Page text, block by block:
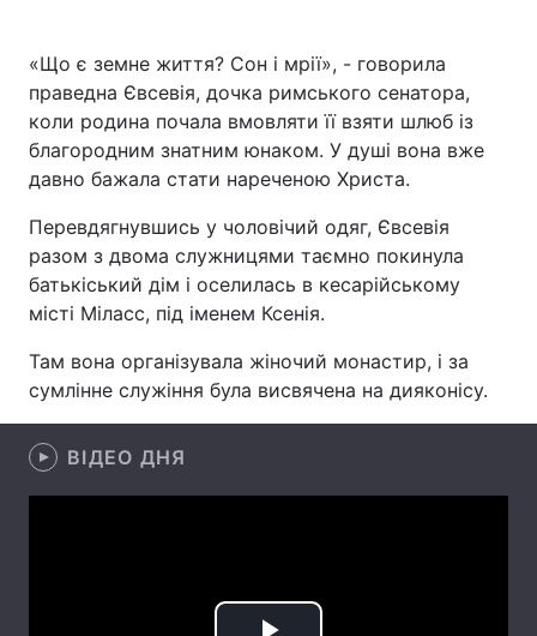
«Що є земне життя? Сон і мрії», - говорила
праведна Євсевія, дочка римського сенатора,
коли родина почала вмовляти її взяти шлюб із
благородним знатним юнаком. У душі вона вже
давно бажала стати нареченою Христа.
Перевдягнувшись у чоловічий одяг, Євсевія
разом з двома служницями таємно покинула
батькіський дім і оселилась в кесарійському
місті Міласс, під іменем Ксенія.
Там вона організувала жіночий монастир, і за
сумлінне служіння була висвячена на дияконісу.
ВІДЕО ДНЯ